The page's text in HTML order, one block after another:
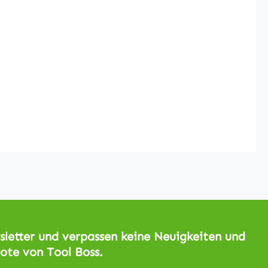
und verpassen keine Neuigkeiten und
von Tool Boss.